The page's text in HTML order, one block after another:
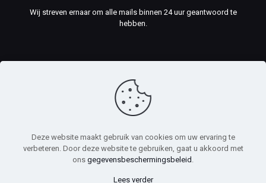
Wij streven ernaar om alle mails binnen 24 uur geantwoord te
hebben.
© Ruitersport De Zwaluwenborgh. Webdesign door Computer
Support Almelo- Alle rechten voorbehouden.
Deze website maakt gebruik van cookies om uw ervaring te
verbeteren. Door deze website te gebruiken, gaat u akkoord met
ons gegevensbeschermingsbeleid .
Lees verder